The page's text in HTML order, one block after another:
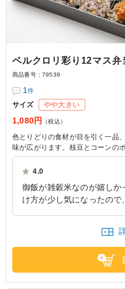
ベルクロリ彩り12マス弁
商品番号： 79539
1件
サイズ やや大きい
1,080円 （税込）
色とりどりの食材が目を引く一品
味が広がります。枝豆とコーンの
な付け合わせが、ランチにもぴっ
4.0
御飯が雑穀米なのが嬉し
け方が少し気になったの
大